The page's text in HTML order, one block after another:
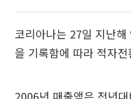
코리아나는 27일 지난
을 기록함에 따라 적자